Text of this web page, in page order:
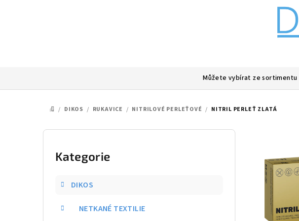
Můžete vybírat ze sortimentu
DOMŮ
/ DIKOS / RUKAVICE / NITRILOVÉ PERLEŤOVÉ / NITRIL PERLEŤ ZLATÁ
P
Přeskočit
kategorie
Kategorie
DIKOS
NETKANÉ TEXTILIE